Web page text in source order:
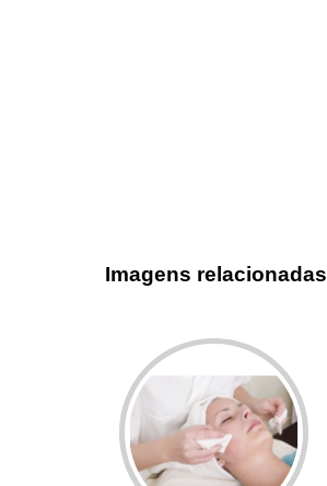
Imagens relacionadas